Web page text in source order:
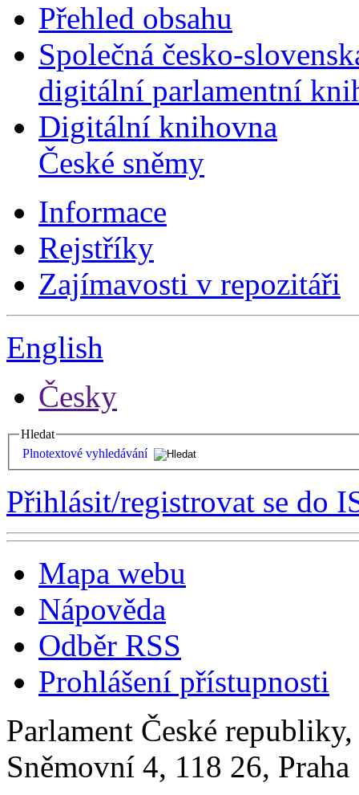
Přehled obsahu
Společná česko-
digitální parlamentní
Digitální knihovna
České sněmy
Informace
Rejstříky
Zajímavosti v repozitáři
English
Česky
Hledat
Plnotextové vyhledávání
Přihlásit/registrovat se do
Mapa webu
Nápověda
Odběr RSS
Prohlášení přístupnosti
Parlament České
Sněmovní 4, 118 26,